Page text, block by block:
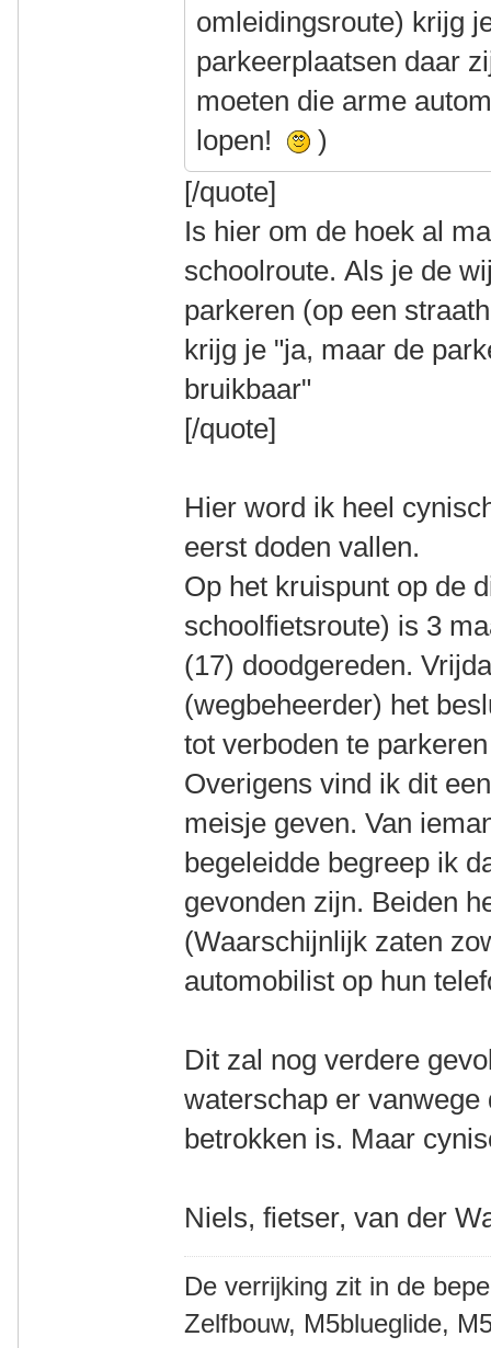
omleidingsroute) krijg
parkeerplaatsen daar
moeten die arme
lopen!
)
[/quote]
Is hier om de hoek al
schoolroute. Als je de
parkeren (op een
krijg je "ja, maar de
bruikbaar"
[/quote]
Hier word ik heel
eerst doden vallen.
Op het kruispunt op de
schoolfietsroute) is 3
(17) doodgereden.
(wegbeheerder) het
tot verboden te
Overigens vind ik dit
meisje geven. Van
begeleidde begreep ik
gevonden zijn. Beiden
(Waarschijnlijk zaten
automobilist op hun
Dit zal nog verdere
waterschap er
betrokken is. Maar
Niels, fietser, van der
De verrijking zit in de
Zelfbouw, M5blueglide,